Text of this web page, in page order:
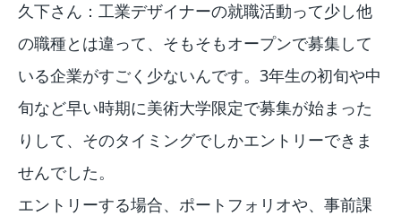
久下さん：工業デザイナーの就職活動って少し他
の職種とは違って、そもそもオープンで募集して
いる企業がすごく少ないんです。3年生の初旬や中
旬など早い時期に美術大学限定で募集が始まった
りして、そのタイミングでしかエントリーできま
せんでした。
エントリーする場合、ポートフォリオや、事前課